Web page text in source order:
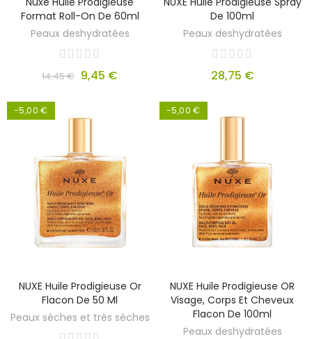
Format Roll-On De 60ml
Peaux deshydratées
14,45 € 9,45 €
De 100ml
Peaux deshydratées
28,75 €
-5,00 €
NUXE Huile Prodigieuse Or
Flacon De 50 Ml
Peaux sèches et très sèches
-5,00 €
NUXE Huile Prodigieuse OR
Visage, Corps Et Cheveux
Flacon De 100ml
Peaux deshydratées